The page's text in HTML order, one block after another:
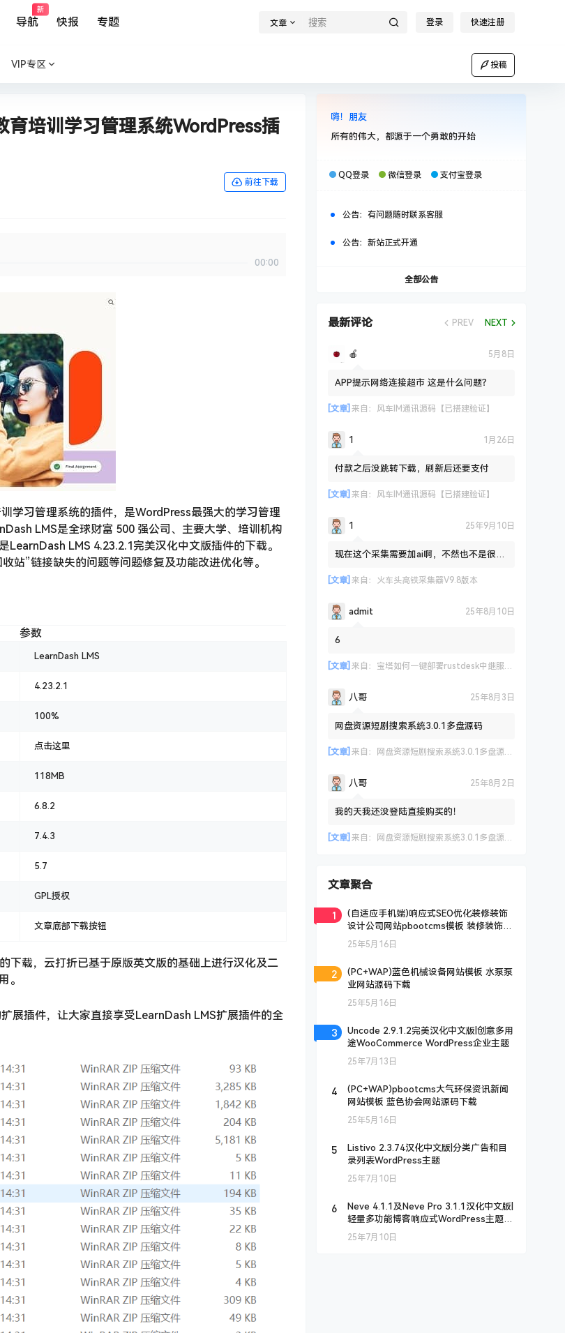
导航
新
快报 专题 文章 登录 快速注册
VIP专区 投稿
育培训学习管理系统WordPress插
前往下载
00:00
学习管理系统的插件，是WordPress最强大的学习管理
LMS是全球财富 500 强公司、主要大学、培训机构
LMS 4.23.2.1完美汉化中文版插件的下载。
站”链接缺失的问题等问题修复及功能改进优化等。
参数
LearnDash LMS
4.23.2.1
100%
点击这里
118MB
6.8.2
7.4.3
5.7
GPL授权
文章底部下载按钮
下载，云打折已基于原版英文版的基础上进行汉化及二
。
展插件，让大家直接享受LearnDash LMS扩展插件的全
嗨！朋友
所有的伟大，都源于一个勇敢的开始
QQ登录 微信登录 支付宝登录
公告： 有问题随时联系客服
公告： 新站正式开通
全部公告
最新评论 PREV NEXT
🍎 5月8日
APP提示网络连接超市 这是什么问题？
[文章] 来自： 风车IM通讯源码【已搭建验证】
1 1月26日
付款之后没跳转下载，刷新后还要支付
[文章] 来自： 风车IM通讯源码【已搭建验证】
1 25年9月10日
现在这个采集需要加ai啊，不然也不是很友
[文章] 来自： 火车头高铁采集器V9.8版本
admit 25年8月10日
6
[文章] 来自： 宝塔如何一键部署rustdesk中继服务器及API 实现客户端登录远程设备管理等
八哥 25年8月3日
网盘资源短剧搜索系统3.0.1多盘源码
[文章] 来自： 网盘资源短剧搜索系统3.0.1多盘源码，支持多网盘云盘资源搜索【已测试】
八哥 25年8月2日
我的天我还没登陆直接购买的！
[文章] 来自： 网盘资源短剧搜索系统3.0.1多盘源码，支持多网盘云盘资源搜索【已测试】
文章聚合
1
(自适应手机端)响应式SEO优化装修装饰
设计公司网站pbootcms模板 装修装饰工
程seo网站源码下载
25年5月16日
2
(PC+WAP)蓝色机械设备网站模板 水泵泵
业网站源码下载
25年5月16日
3
Uncode 2.9.1.2完美汉化中文版|创意多用
途WooCommerce WordPress企业主题
25年7月13日
4
(PC+WAP)pbootcms大气环保资讯新闻
网站模板 蓝色协会网站源码下载
25年5月16日
5
Listivo 2.3.74汉化中文版|分类广告和目
录列表WordPress主题
25年7月10日
6
Neve 4.1.1及Neve Pro 3.1.1汉化中文版|
轻量多功能博客响应式WordPress主题模
板
25年7月10日